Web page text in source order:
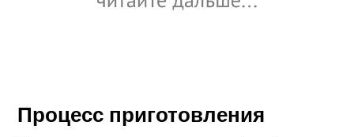
Процесс приготовления